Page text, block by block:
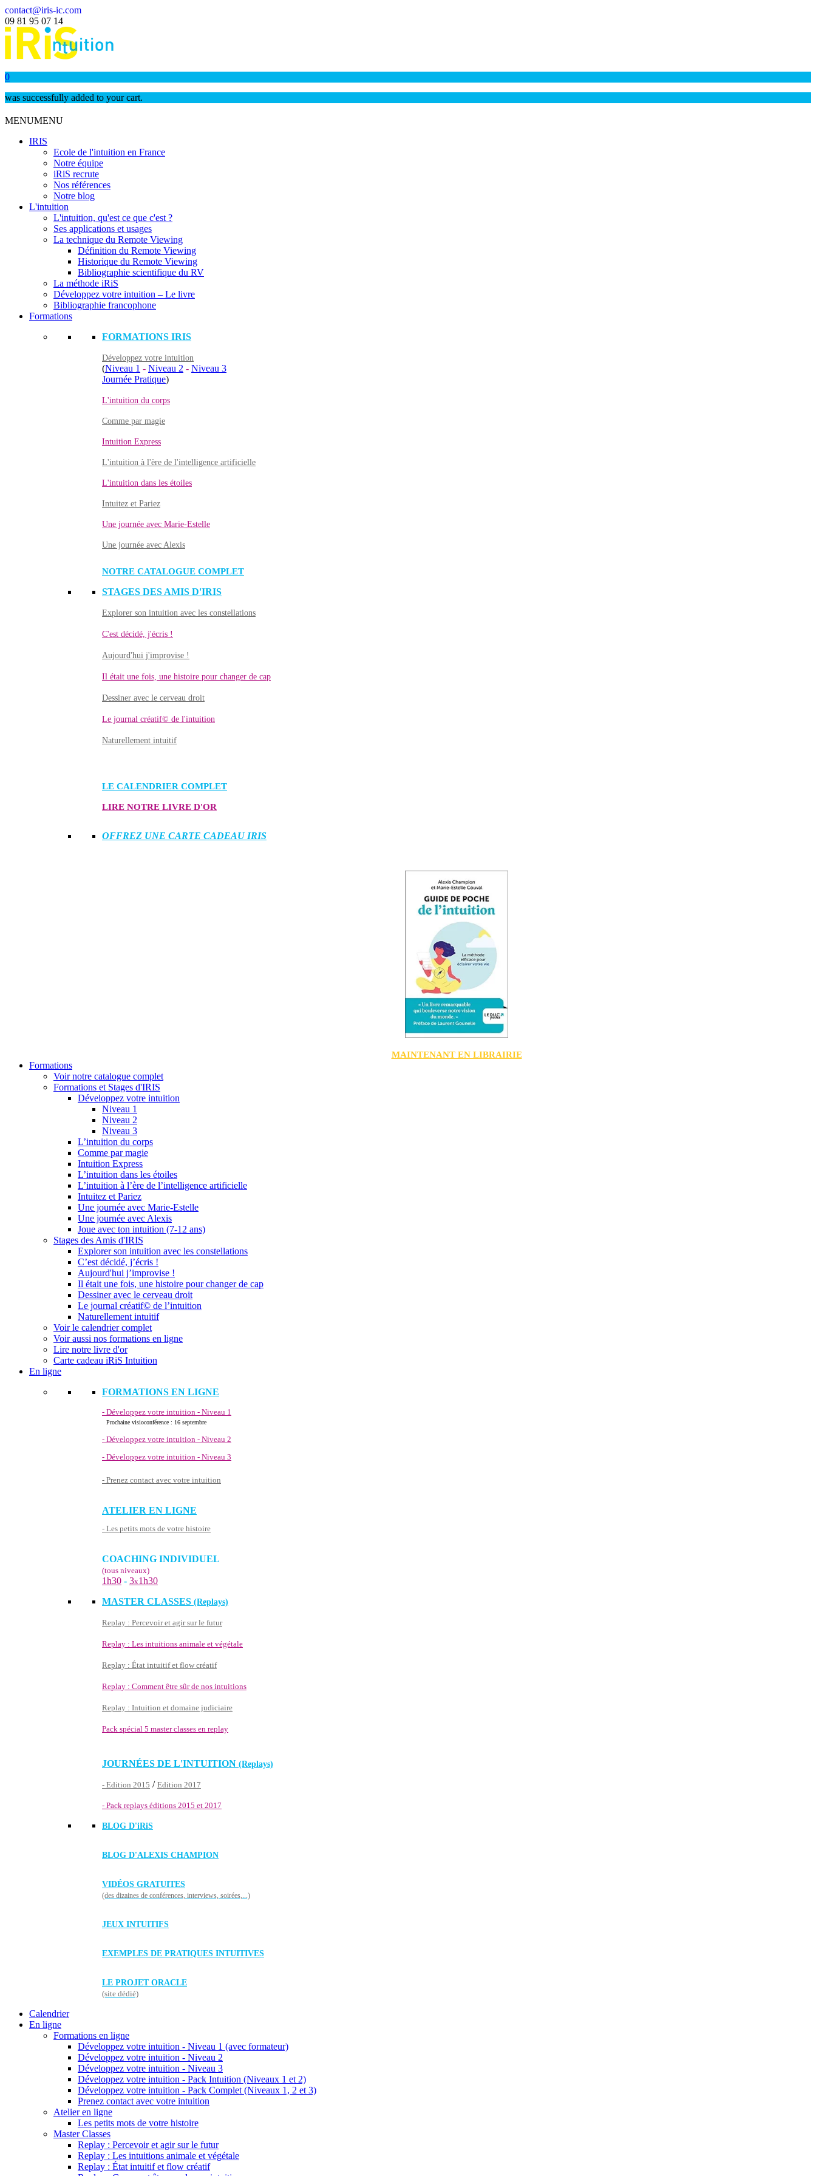
contact@iris-ic.com
09 81 95 07 14
0
was successfully added to your cart.
MENUMENU
IRIS
Ecole de l'intuition en France
Notre équipe
iRiS recrute
Nos références
Notre blog
L'intuition
L'intuition, qu'est ce que c'est ?
Ses applications et usages
La technique du Remote Viewing
Définition du Remote Viewing
Historique du Remote Viewing
Bibliographie scientifique du RV
La méthode iRiS
Développez votre intuition – Le livre
Bibliographie francophone
Formations
FORMATIONS IRIS
Développez votre intuition
(Niveau 1 - Niveau 2 - Niveau 3
Journée Pratique)
L'intuition du corps
Comme par magie
Intuition Express
L'intuition à l'ère de l'intelligence artificielle
L'intuition dans les étoiles
Intuitez et Pariez
Une journée avec Marie-Estelle
Une journée avec Alexis
NOTRE CATALOGUE COMPLET
STAGES DES AMIS D'IRIS
Explorer son intuition avec les constellations
C'est décidé, j'écris !
Aujourd'hui j'improvise !
Il était une fois, une histoire pour changer de cap
Dessiner avec le cerveau droit
Le journal créatif© de l'intuition
Naturellement intuitif
LE CALENDRIER COMPLET
LIRE NOTRE LIVRE D'OR
OFFREZ UNE CARTE CADEAU IRIS
MAINTENANT EN LIBRAIRIE
Formations
Voir notre catalogue complet
Formations et Stages d'IRIS
Développez votre intuition
Niveau 1
Niveau 2
Niveau 3
L’intuition du corps
Comme par magie
Intuition Express
L’intuition dans les étoiles
L’intuition à l’ère de l’intelligence artificielle
Intuitez et Pariez
Une journée avec Marie-Estelle
Une journée avec Alexis
Joue avec ton intuition (7-12 ans)
Stages des Amis d'IRIS
Explorer son intuition avec les constellations
C’est décidé, j’écris !
Aujourd'hui j’improvise !
Il était une fois, une histoire pour changer de cap
Dessiner avec le cerveau droit
Le journal créatif© de l’intuition
Naturellement intuitif
Voir le calendrier complet
Voir aussi nos formations en ligne
Lire notre livre d'or
Carte cadeau iRiS Intuition
En ligne
FORMATIONS EN LIGNE
- Développez votre intuition - Niveau 1
Prochaine visioconférence : 16 septembre
- Développez votre intuition - Niveau 2
- Développez votre intuition - Niveau 3
- Prenez contact avec votre intuition
ATELIER EN LIGNE
- Les petits mots de votre histoire
COACHING INDIVIDUEL
(tous niveaux)
1h30 - 3x1h30
MASTER CLASSES (Replays)
Replay : Percevoir et agir sur le futur
Replay : Les intuitions animale et végétale
Replay : État intuitif et flow créatif
Replay : Comment être sûr de nos intuitions
Replay : Intuition et domaine judiciaire
Pack spécial 5 master classes en replay
JOURNÉES DE L'INTUITION (Replays)
- Edition 2015 / Edition 2017
- Pack replays éditions 2015 et 2017
BLOG D'iRiS
BLOG D'ALEXIS CHAMPION
VIDÉOS GRATUITES
(des dizaines de conférences, interviews, soirées,...)
JEUX INTUITIFS
EXEMPLES DE PRATIQUES INTUITIVES
LE PROJET ORACLE
(site dédié)
Calendrier
En ligne
Formations en ligne
Développez votre intuition - Niveau 1 (avec formateur)
Développez votre intuition - Niveau 2
Développez votre intuition - Niveau 3
Développez votre intuition - Pack Intuition (Niveaux 1 et 2)
Développez votre intuition - Pack Complet (Niveaux 1, 2 et 3)
Prenez contact avec votre intuition
Atelier en ligne
Les petits mots de votre histoire
Master Classes
Replay : Percevoir et agir sur le futur
Replay : Les intuitions animale et végétale
Replay : État intuitif et flow créatif